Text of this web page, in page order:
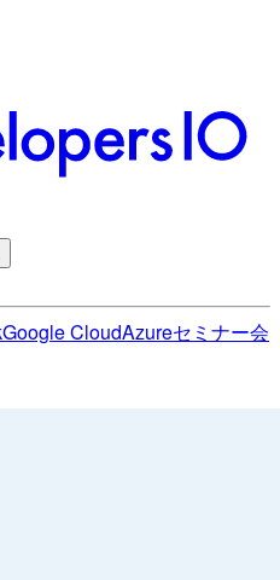
Google CloudAzureセミナー会